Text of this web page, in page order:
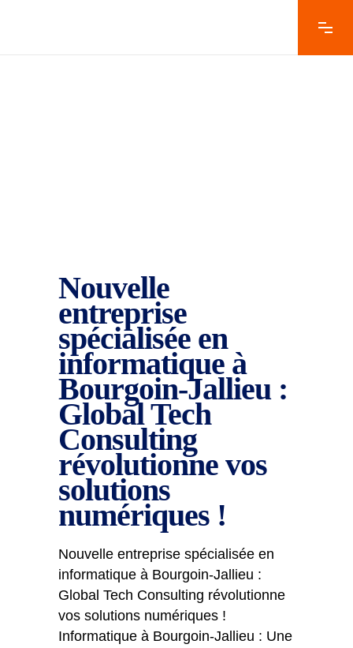
Nouvelle
entreprise
spécialisée en
informatique à
Bourgoin-Jallieu :
Global Tech
Consulting
révolutionne vos
solutions
numériques !
Nouvelle entreprise spécialisée en
informatique à Bourgoin-Jallieu :
Global Tech Consulting révolutionne
vos solutions numériques !
Informatique à Bourgoin-Jallieu : Une